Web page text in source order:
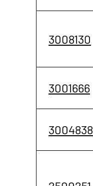
3008130
3001666
3004838